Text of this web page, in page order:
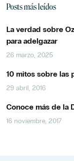
Posts más leídos
La verdad sobre
para adelgazar
26 marzo, 2025
10 mitos sobre las
29 abril, 2016
Conoce más de la
16 noviembre, 2017